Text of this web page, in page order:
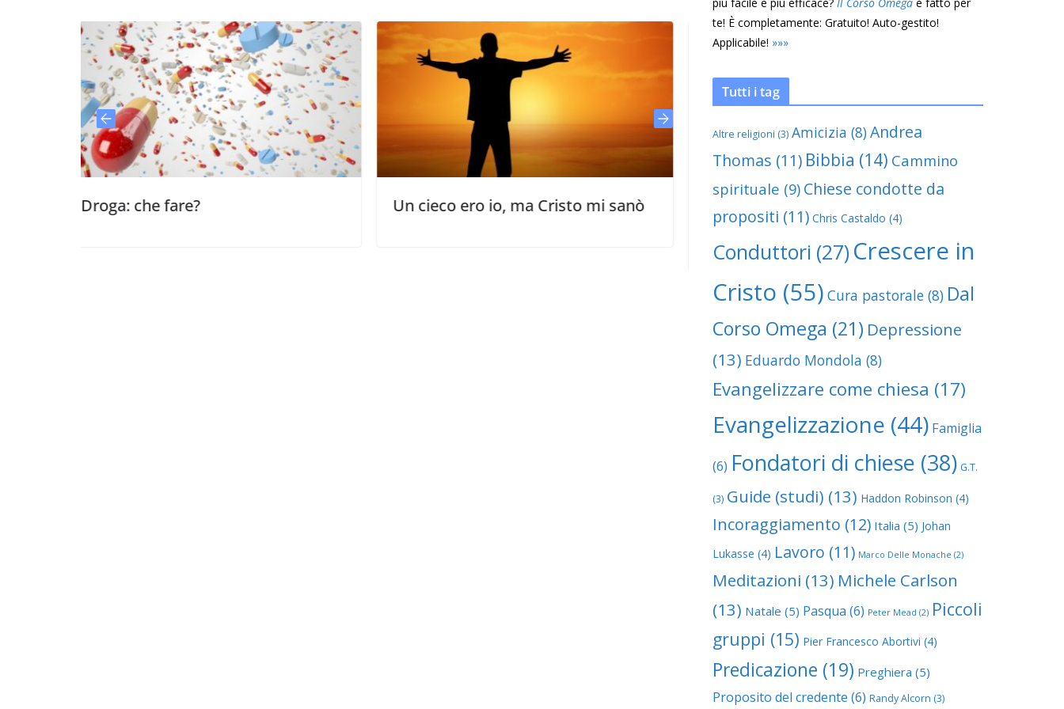
che fare? Un cieco ero io, ma Cristo mi sanò
La casa buia nascondeva un
te! È completamente: Gratuito! Auto-gestito!
Applicabile! »»»
Tutti i tag
Altre religioni (3) Amicizia (8)Andrea
Thomas (11) Bibbia (14) Cammino
spirituale (9) Chiese condotte da
propositi (11) Chris Castaldo (4)
Conduttori (27) Crescere in
Cristo (55) Cura pastorale (8) Dal
Corso Omega (21) Depressione
(13) Eduardo Mondola (8)
Evangelizzare come chiesa (17)
Evangelizzazione (44) Famiglia
(6) Fondatori di chiese (38) G.T.
(3) Guide (studi) (13) Haddon Robinson (4)
Incoraggiamento (12) Italia (5) Johan
Lukasse (4) Lavoro (11) Marco Delle Monache (2)
Meditazioni (13) Michele Carlson
(13) Natale (5) Pasqua (6) Peter Mead (2) Piccoli
gruppi (15) Pier Francesco Abortivi (4)
Predicazione (19) Preghiera (5)
Proposito del credente (6) Randy Alcorn (3)